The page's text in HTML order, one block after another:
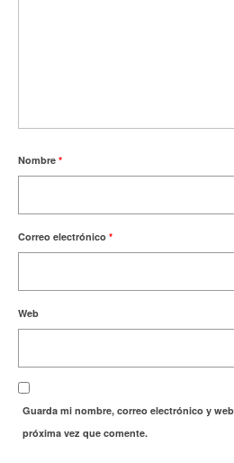
Nombre *
Correo electrónico *
Web
Guarda mi nombre, correo electrónico y
próxima vez que comente.